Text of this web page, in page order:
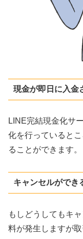
現金が即日に入金
LINE完結現金化サ
化を行っていると
ることができます。
キャンセルができ
もしどうしてもキ
料が発生しますが